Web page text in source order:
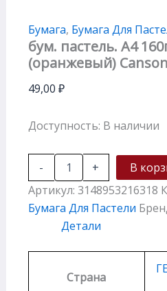
Бумага, Бумага Для
бум. пастель. А4
(оранжевый) Canson
49,00 ₽
Доступность: В наличии
- +
В
Артикул: 3148953216318
Бумага Для Пастели
Детали
Страна